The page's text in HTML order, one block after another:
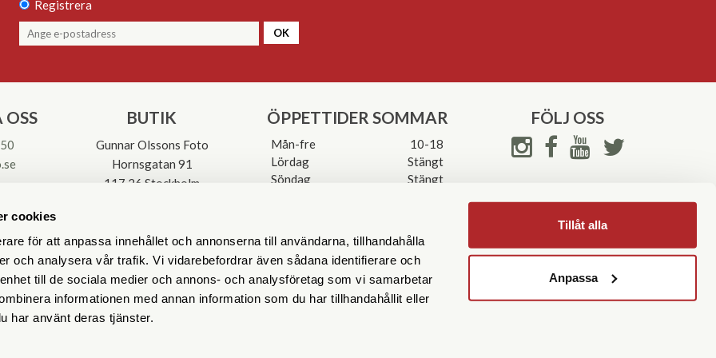
cookies
för att anpassa innehållet och annonserna till användarna, tillhandahålla
och analysera vår trafik. Vi vidarebefordrar även sådana identifierare och
till de sociala medier och annons- och analysföretag som vi samarbetar
informationen med annan information som du har tillhandahållit eller
har använt deras tjänster.
Tillåt alla
Anpassa
Registrera
OK
BUTIK
Gunnar Olssons Foto
Hornsgatan 91
117 26 Stockholm
ÖPPETTIDER SOMMAR
Mån-fre
10-18
Lördag
Stängt
Söndag
Stängt
FÖLJ OSS